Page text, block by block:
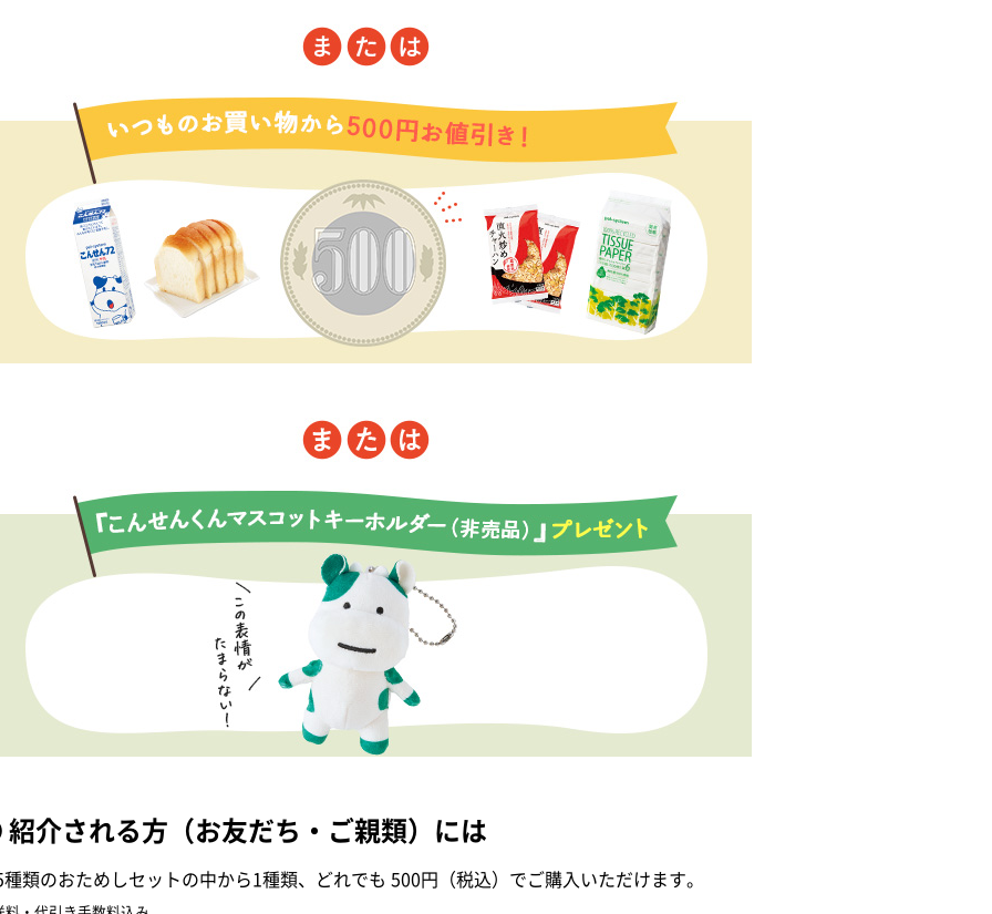
介される方（お友だち・ご親類）には
種類のおためしセットの中から1種類、どれでも 500円（税込）でご購入いただけます。